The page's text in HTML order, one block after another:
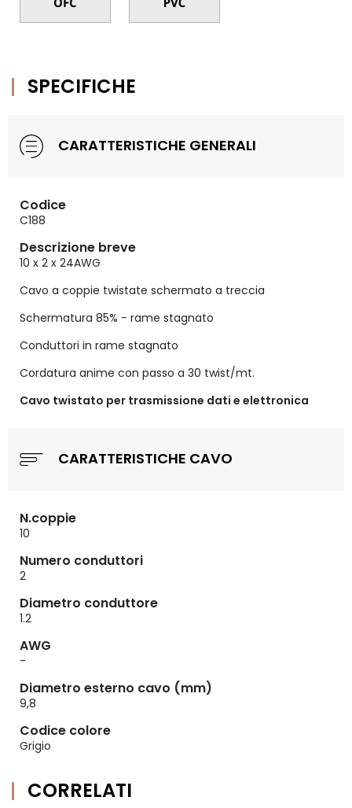
SPECIFICHE
CARATTERISTICHE GENERALI
Codice
C188
Descrizione breve
10 x 2 x 24AWG
Cavo a coppie twistate schermato a treccia
Schermatura 85% - rame stagnato
Conduttori in rame stagnato
Cordatura anime con passo a 30 twist/mt.
Cavo twistato per trasmissione dati e elettronica
CARATTERISTICHE CAVO
N.coppie
10
Numero conduttori
2
Diametro conduttore
1.2
AWG
-
Diametro esterno cavo (mm)
9,8
Codice colore
Grigio
CORRELATI